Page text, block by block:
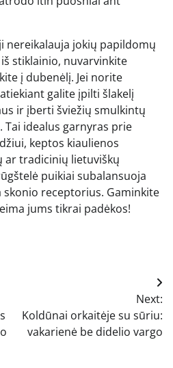
nereikalauja jokių papildomų
stiklainio, nuvarvinkite
į dubenėlį. Jei norite
galite įpilti šlakelį
ir įberti šviežių smulkintų
Tai idealus garnyras prie
keptos kiaulienos
ar tradicinių lietuviškų
puikiai subalansuoja
receptorius. Gaminkite
jums tikrai padėkos!
Next:
Koldūnai orkaitėje su sūriu:
vakarienė be didelio vargo